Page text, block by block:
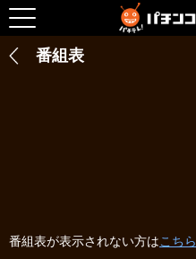
番組表
番組表が表示されない方はこちら